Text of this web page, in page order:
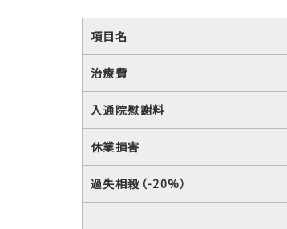
項目名
治療費
入通院慰謝料
休業損害
過失相殺（-20%）